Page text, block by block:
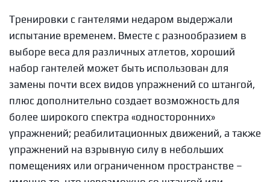
Тренировки с гантелями недаром выдержали
испытание временем. Вместе с разнообразием в
выборе веса для различных атлетов, хороший
набор гантелей может быть использован для
замены почти всех видов упражнений со штангой,
плюс дополнительно создает возможность для
более широкого спектра «односторонних»
упражнений; реабилитационных движений, а также
упражнений на взрывную силу в небольших
помещениях или ограниченном пространстве –